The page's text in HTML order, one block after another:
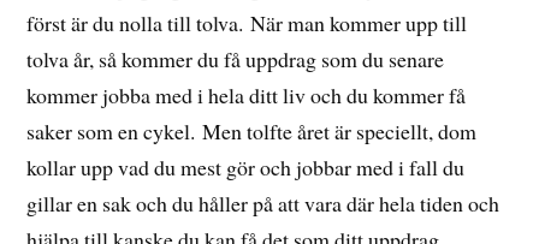
först är du nolla till tolva. När man kommer upp till
tolva år, så kommer du få uppdrag som du senare
kommer jobba med i hela ditt liv och du kommer få
saker som en cykel.Men tolfte året är speciellt, dom
kollar upp vad du mest gör och jobbar med i fall du
gillar en sak och du håller på att vara där hela tiden och